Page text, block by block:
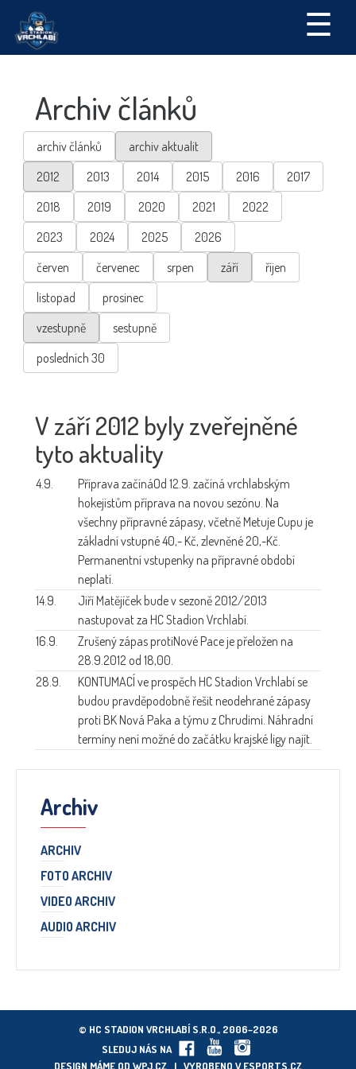
☰
Archiv článků
archiv článků
archiv aktualit
2012
2013 2014 2015 2016
2017
2018
2019 2020 2021
2022
2023
2024 2025
2026
červen
červenec srpen září
říjen
listopad
prosinec
vzestupně
sestupně
posledních 30
V září 2012 byly zveřejněné
tyto aktuality
4.9. Příprava začínáOd 12.9. začíná vrchlabským
hokejistům příprava na novou sezónu. Na
všechny přípravné zápasy, včetně Metuje Cupu je
základní vstupné 40,- Kč, zlevněné 20,-Kč.
Permanentní vstupenky na přípravné období
neplatí.
14.9.
Jiří Matějíček budev sezoně 2012/2013
nastupovat za HC Stadion Vrchlabí.
16.9.
Zrušený zápas protiNové Pace je přeložen na
28.9.2012 od 18,00.
28.9.
KONTUMACÍ ve prospěch HC Stadion Vrchlabí se
budou pravděpodobně řešit neodehrané zápasy
proti BK Nová Paka a týmu z Chrudimi. Náhradní
termíny není možné do začátku krajské ligy najít.
Archiv
ARCHIV
FOTO ARCHIV
VIDEO ARCHIV
AUDIO ARCHIV
© HC STADION VRCHLABÍ S.R.O., 2006–2026
SLEDUJ NÁS NA
DESIGN MÁME OD WPJ.CZ | VYROBENO VESPORTS.CZ